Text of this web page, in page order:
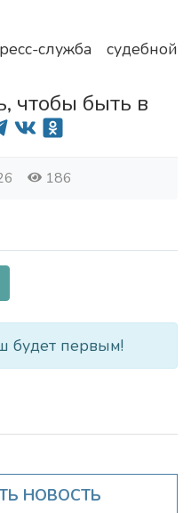
служба судебной
чтобы быть в
186
будет первым!
НОВОСТЬ